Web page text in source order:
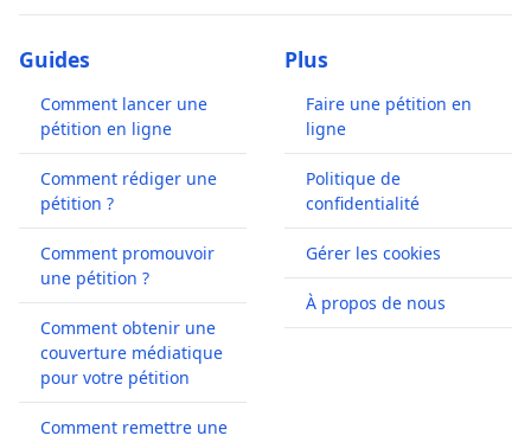
Guides
Comment lancer une
pétition en ligne
Comment rédiger une
pétition ?
Comment promouvoir
une pétition ?
Comment obtenir une
couverture médiatique
pour votre pétition
Comment remettre une
Plus
Faire une pétition en
ligne
Politique de
confidentialité
Gérer les cookies
À propos de nous